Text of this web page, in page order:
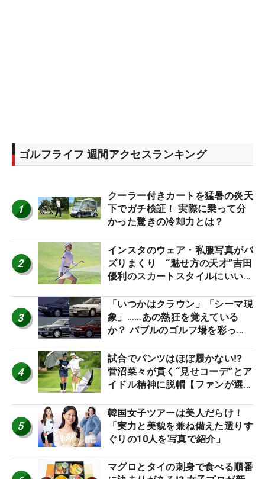
ゴルフライフ 週間アクセスランキング
1
クーラー付きカートを猛暑の炎天
下でガチ検証！ 実際に乗って分
かった驚きの冷却力とは？
2
インスタのウェア・私服写真がバ
ズりまくり “魅せ方の天才”吉田
優利のスカートスタイルにいい
3
「いつかはクラウン」「シーマ現
象」……あの熱狂を覚えている
か？ バブルのゴルフ場を彩った
4
試合でパンツはほぼ履かない⁉
菅沼菜々が貫く“見せコーデ”とア
イドル精神に脱帽【ファンが選ぶ
5
韓国女子ツアーは美人だらけ！
「実力と美貌を兼ね備えた選りす
ぐりの10人を写真で紹介」
マグロとタイの刺身で食べる順番